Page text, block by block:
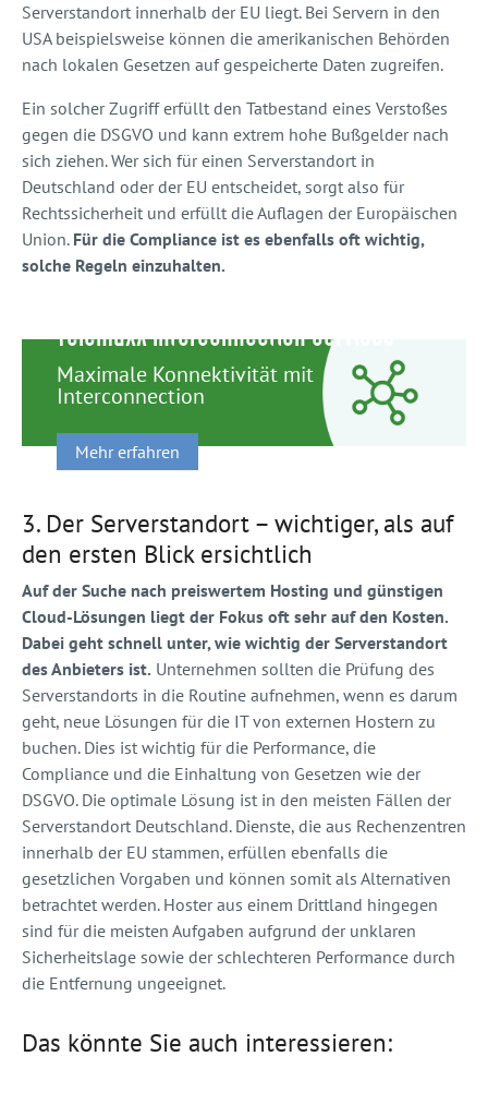
Serverstandort innerhalb der EU liegt. Bei Servern in den
USA beispielsweise können die amerikanischen Behörden
nach lokalen Gesetzen auf gespeicherte Daten zugreifen.
Ein solcher Zugriff erfüllt den Tatbestand eines Verstoßes
gegen die DSGVO und kann extrem hohe Bußgelder nach
sich ziehen. Wer sich für einen Serverstandort in
Deutschland oder der EU entscheidet, sorgt also für
Rechtssicherheit und erfüllt die Auflagen der Europäischen
Union. Für die Compliance ist es ebenfalls oft wichtig,
solche Regeln einzuhalten.
TelemaxX Interconnection Services
Maximale Konnektivität mit
Interconnection
Mehr erfahren
3. Der Serverstandort – wichtiger, als auf
den ersten Blick ersichtlich
Auf der Suche nach preiswertem Hosting und günstigen
Cloud-Lösungen liegt der Fokus oft sehr auf den Kosten.
Dabei geht schnell unter, wie wichtig der Serverstandort
des Anbieters ist. Unternehmen sollten die Prüfung des
Serverstandorts in die Routine aufnehmen, wenn es darum
geht, neue Lösungen für die IT von externen Hostern zu
buchen. Dies ist wichtig für die Performance, die
Compliance und die Einhaltung von Gesetzen wie der
DSGVO. Die optimale Lösung ist in den meisten Fällen der
Serverstandort Deutschland. Dienste, die aus Rechenzentren
innerhalb der EU stammen, erfüllen ebenfalls die
gesetzlichen Vorgaben und können somit als Alternativen
betrachtet werden. Hoster aus einem Drittland hingegen
sind für die meisten Aufgaben aufgrund der unklaren
Sicherheitslage sowie der schlechteren Performance durch
die Entfernung ungeeignet.
Das könnte Sie auch interessieren: